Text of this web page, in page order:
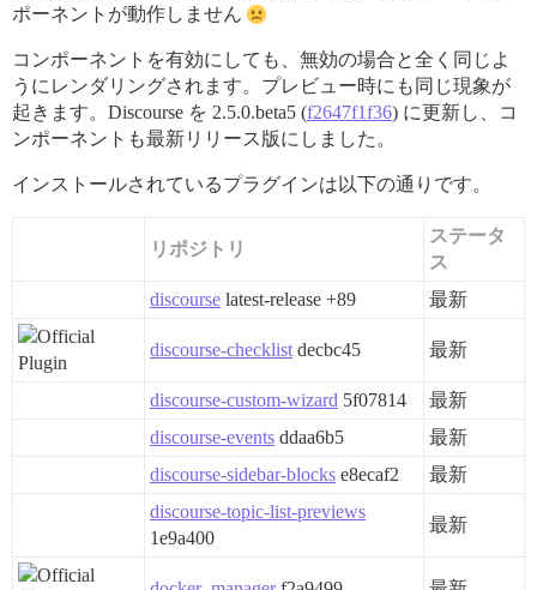
ポーネントが動作しません
コンポーネントを有効にしても、無効の場合と全く同じよ
うにレンダリングされます。プレビュー時にも同じ現象が
起きます。Discourse を 2.5.0.beta5 (f2647f1f36) に更新し、コ
ンポーネントも最新リリース版にしました。
インストールされているプラグインは以下の通りです。
リポジトリ
ステータ
ス
discourse latest-release +89 最新
discourse-checklist decbc45 最新
discourse-custom-wizard 5f07814
最新
discourse-events ddaa6b5
最新
discourse-sidebar-blocks e8ecaf2
最新
discourse-topic-list-previews
1e9a400
最新